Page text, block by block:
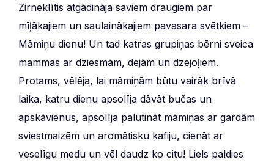
Zirneklītis atgādināja saviem draugiem par
mīļākajiem un saulainākajiem pavasara svētkiem –
Māmiņu dienu! Un tad katras grupiņas bērni sveica
mammas ar dziesmām, dejām un dzejoļiem.
Protams, vēlēja, lai māmiņām būtu vairāk brīvā
laika, katru dienu apsolīja dāvāt bučas un
apskāvienus, apsolīja palutināt māmiņas ar gardām
sviestmaizēm un aromātisku kafiju, cienāt ar
veselīgu medu un vēl daudz ko citu! Liels paldies